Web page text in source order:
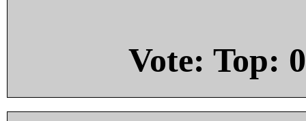
Vote: Top: 0